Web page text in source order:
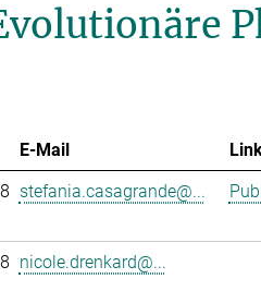
E-Mail
stefania.casagrande@...
nicole.drenkard@...